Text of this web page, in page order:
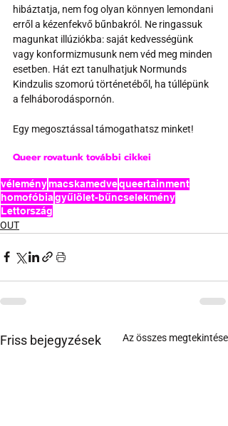
hibáztatja, nem fog olyan könnyen lemondani
erről a kézenfekvő bűnbakról. Ne ringassuk
magunkat illúziókba: saját kedvességünk
vagy konformizmusunk nem véd meg minden
esetben. Hát ezt tanulhatjuk Normunds
Kindzulis szomorú történetéből, ha túllépünk
a felháborodáspornón.
Egy megosztással támogathatsz minket!
Queer rovatunk további cikkei
véleménymacskamedvequeertainment
homofóbiagyűlölet-bűncselekmény
Lettország
OUT
Friss bejegyzések Az összes megtekintése